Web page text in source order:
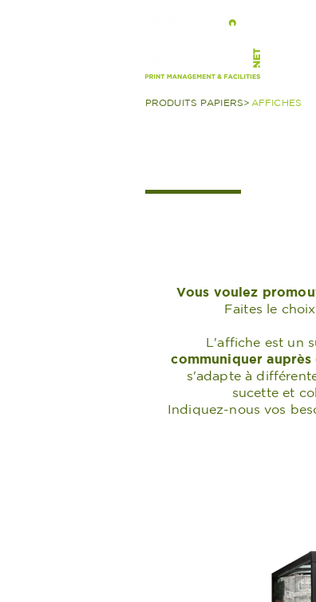
PRODUITS PAPIERS> AFFICHES
Vous voulez
Faites le
L'affiche est un
communiquer
s'adapte à
sucette et
Indiquez-nous vos